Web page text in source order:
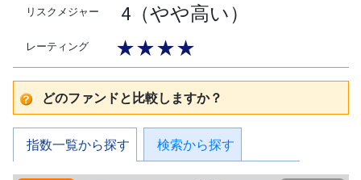
リスクメジャー 4（やや高い）
レーティング ★★★★
どのファンドと比較しますか？
指数一覧から探す 検索から探す